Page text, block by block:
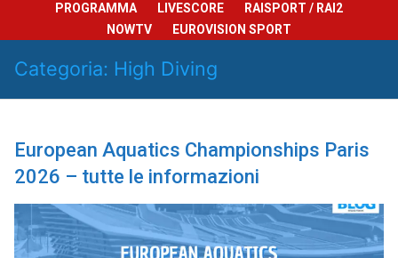
PROGRAMMA
LIVESCORE
RAISPORT / RAI2
NOWTV
EUROVISION SPORT
Categoria: High Diving
European Aquatics Championships Paris
2026 – tutte le informazioni